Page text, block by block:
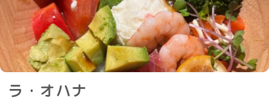
ラ・オハナ